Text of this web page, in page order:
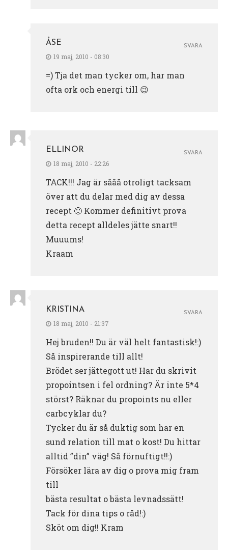
ÅSE
19 maj, 2010 - 08:30
=) Tja det man tycker om, har man
ofta ork och energi till 😉
SVARA
ELLINOR
18 maj, 2010 - 22:26
TACK!!! Jag är sååå otroligt tacksam
över att du delar med dig av dessa
recept 🙂 Kommer definitivt prova
detta recept alldeles jätte snart!!
Muuums!
Kraam
SVARA
KRISTINA
18 maj, 2010 - 21:37
Hej bruden!! Du är väl helt fantastisk!:)
Så inspirerande till allt!
Brödet ser jättegott ut! Har du skrivit
propointsen i fel ordning? Är inte 5*4
störst? Räknar du propoints nu eller
carbcyklar du?
Tycker du är så duktig som har en
sund relation till mat o kost! Du hittar
alltid ”din” väg! Så förnuftigt!!:)
Försöker lära av dig o prova mig fram
till
bästa resultat o bästa levnadssätt!
Tack för dina tips o råd!:)
Sköt om dig!! Kram
SVARA